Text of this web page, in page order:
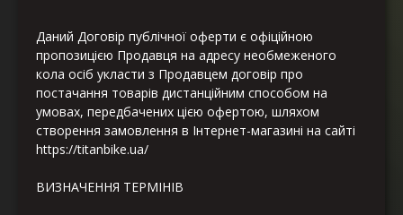
Даний Договір публічної оферти є офіційною
пропозицією Продавця на адресу необмеженого
кола осіб укласти з Продавцем договір про
постачання товарів дистанційним способом на
умовах, передбачених цією офертою, шляхом
створення замовлення в Інтернет-магазині на сайті
https://titanbike.ua/
ВИЗНАЧЕННЯ ТЕРМІНІВ